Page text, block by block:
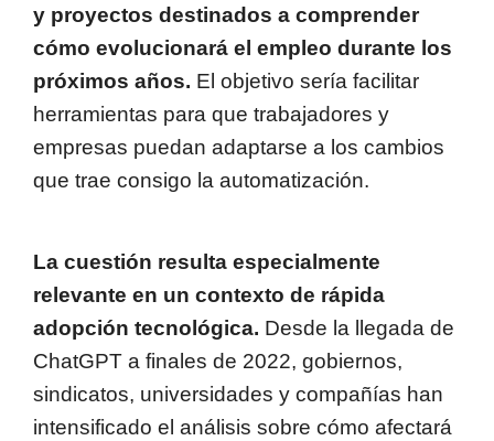
y proyectos destinados a comprender
cómo evolucionará el empleo durante los
próximos años. El objetivo sería facilitar
herramientas para que trabajadores y
empresas puedan adaptarse a los cambios
que trae consigo la automatización.
La cuestión resulta especialmente
relevante en un contexto de rápida
adopción tecnológica. Desde la llegada de
ChatGPT a finales de 2022, gobiernos,
sindicatos, universidades y compañías han
intensificado el análisis sobre cómo afectará